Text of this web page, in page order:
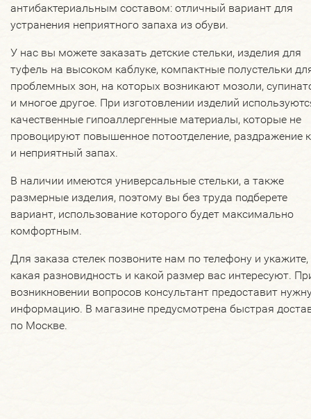
антибактериальным составом: отличный вариант для
устранения неприятного запаха из обуви.
У нас вы можете заказать детские стельки, изделия для
туфель на высоком каблуке, компактные полустельки
проблемных зон, на которых возникают мозоли,
и многое другое. При изготовлении изделий
качественные гипоаллергенные материалы, которые не
провоцируют повышенное потоотделение, раздражение
и неприятный запах.
В наличии имеются универсальные стельки, а также
размерные изделия, поэтому вы без труда подберете
вариант, использование которого будет максимально
комфортным.
Для заказа стелек позвоните нам по телефону и укажите,
какая разновидность и какой размер вас интересуют.
возникновении вопросов консультант предоставит
информацию. В магазине предусмотрена быстрая
по Москве.